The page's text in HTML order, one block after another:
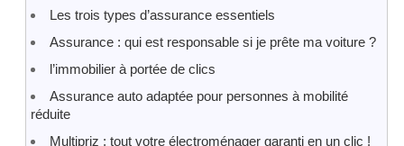
Les trois types d’assurance essentiels
Assurance : qui est responsable si je prête ma voiture ?
l’immobilier à portée de clics
Assurance auto adaptée pour personnes à mobilité
réduite
Multipriz : tout votre électroménager garanti en un clic !